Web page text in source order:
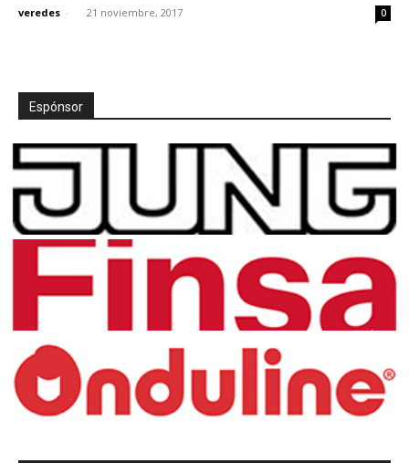
veredes - 21 noviembre, 2017 0
Espónsor